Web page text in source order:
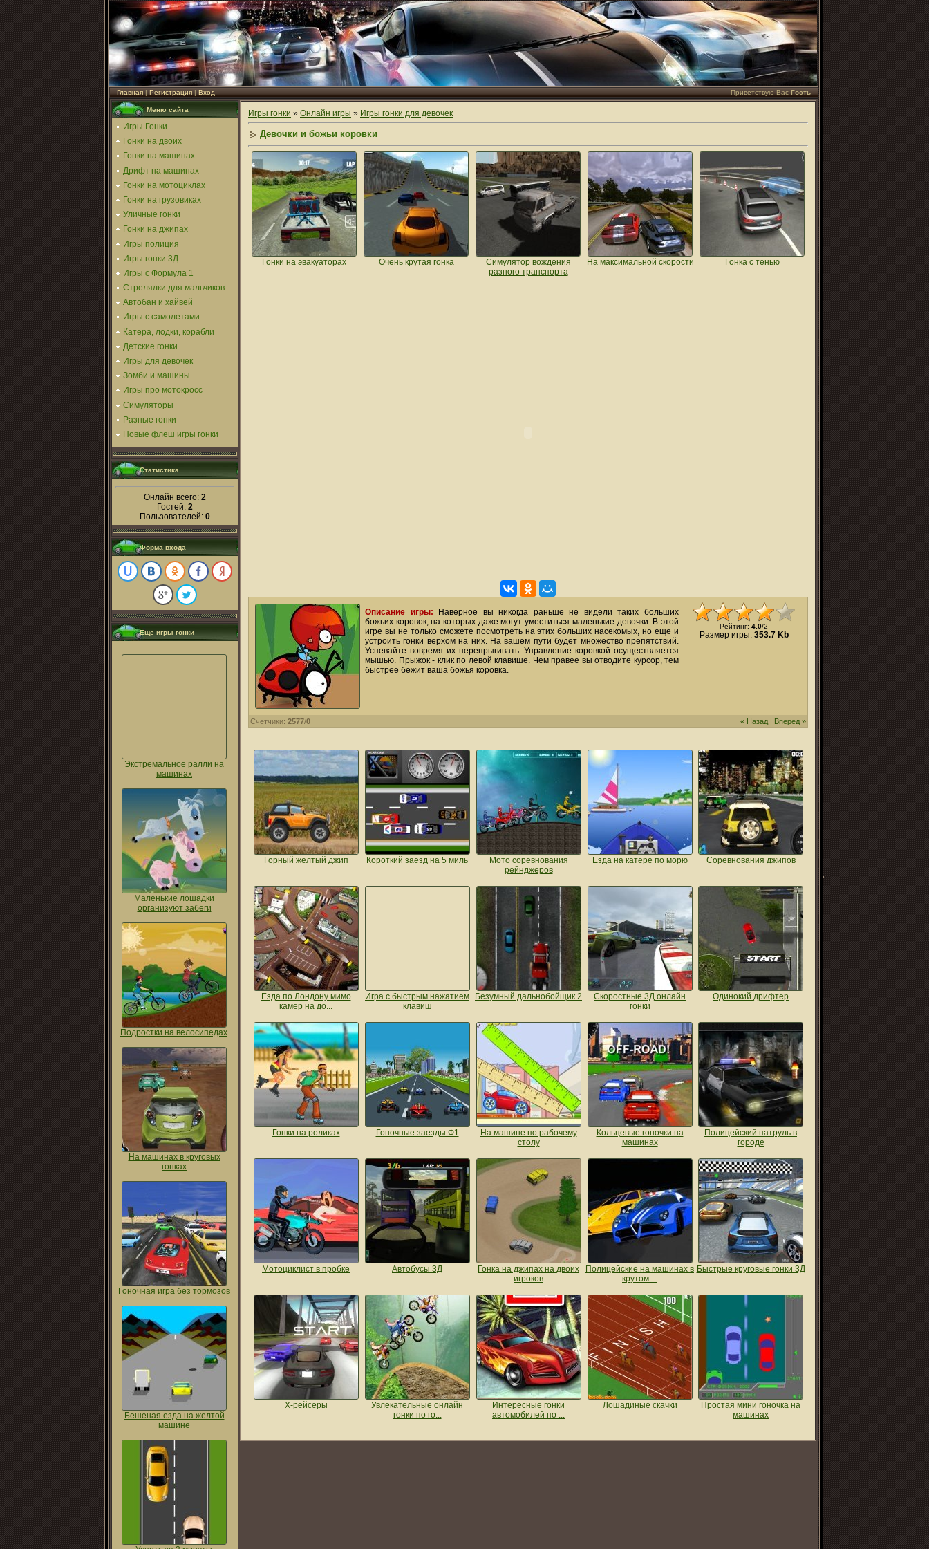
Главная | Регистрация | Вход Приветствую Вас Гость
Меню сайта
Игры Гонки
Гонки на двоих
Гонки на машинах
Дрифт на машинах
Гонки на мотоциклах
Гонки на грузовиках
Уличные гонки
Гонки на джипах
Игры полиция
Игры гонки 3Д
Игры с Формула 1
Стрелялки для мальчиков
Автобан и хайвей
Игры с самолетами
Катера, лодки, корабли
Детские гонки
Игры для девочек
Зомби и машины
Игры про мотокросс
Симуляторы
Разные гонки
Новые флеш игры гонки
Статистика
Онлайн всего: 2
Гостей: 2
Пользователей: 0
Форма входа
Еще игры гонки
Экстремальное ралли на
машинах
Маленькие лошадки
организуют забеги
Подростки на велосипедах
На машинах в круговых
гонках
Гоночная игра без тормозов
Бешеная езда на желтой
машине
Игры гонки » Онлайн игры » Игры гонки для девочек
Девочки и божьи коровки
Гонки на эвакуаторах Очень крутая гонка
Симулятор вождения
разного транспорта
На максимальной скорости Гонка с тенью
Описание игры: Наверное вы никогда раньше не видели таких больших
божьих коровок, на которых даже могут уместиться маленькие девочки. В этой
игре вы не только сможете посмотреть на этих больших насекомых, но еще и
устроить гонки верхом на них. На вашем пути будет множество препятствий.
Успевайте вовремя их перепрыгивать. Управление коровкой осуществляется
мышью. Прыжок - клик по левой клавише. Чем правее вы отводите курсор, тем
быстрее бежит ваша божья коровка.
Рейтинг: 4.0/2
Размер игры: 353.7 Kb
« Назад | Вперед »
Счетчики: 2577/0
Горный желтый джип Короткий заезд на 5 миль
Мото соревнования
рейнджеров
Езда на катере по морю Соревнования джипов
Езда по Лондону мимо
камер на до...
Игра с быстрым нажатием
клавиш
Безумный дальнобойщик 2
Скоростные 3Д онлайн
гонки
Одинокий дрифтер
Гонки на роликах Гоночные заезды Ф1
На машине по рабочему
столу
Кольцевые гоночки на
машинах
Полицейский патруль в
городе
Мотоциклист в пробке Автобусы 3Д
Гонка на джипах на двоих
игроков
Полицейские на машинах в
крутом ...
Быстрые круговые гонки 3Д
Х-рейсеры
Увлекательные онлайн
гонки по го...
Интересные гонки
автомобилей по ...
Лошадиные скачки
Простая мини гоночка на
машинах